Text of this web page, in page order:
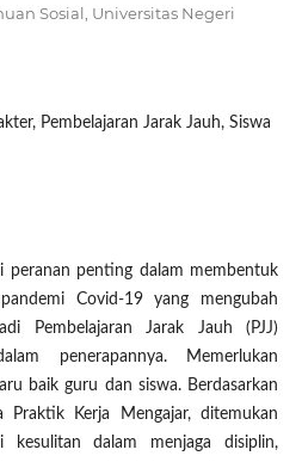
Sosial, Universitas Negeri
Pembelajaran Jarak Jauh, Siswa
peranan penting dalam membentuk
Covid-19 yang mengubah
Pembelajaran Jarak Jauh (PJJ)
penerapannya. Memerlukan
baik guru dan siswa. Berdasarkan
Praktik Kerja Mengajar, ditemukan
kesulitan dalam menjaga disiplin,